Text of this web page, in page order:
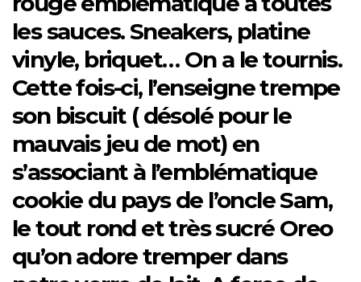
les sauces. Sneakers, platine
vinyle, briquet… On a le tournis.
Cette fois-ci, l’enseigne trempe
son biscuit ( désolé pour le
mauvais jeu de mot) en
s’associant à l’emblématique
cookie du pays de l’oncle Sam,
le tout rond et très sucré Oreo
qu’on adore tremper dans